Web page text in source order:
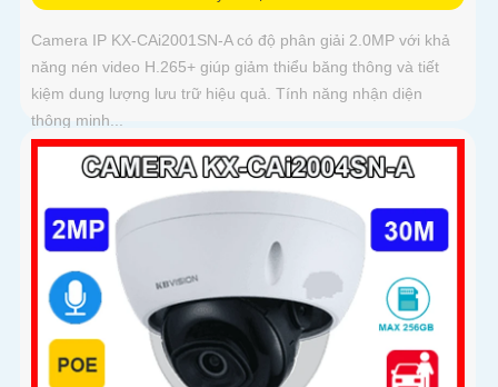
Camera IP KX-CAi2001SN-A có độ phân giải 2.0MP với khả
năng nén video H.265+ giúp giảm thiểu băng thông và tiết
kiệm dung lượng lưu trữ hiệu quả. Tính năng nhận diện
thông minh...